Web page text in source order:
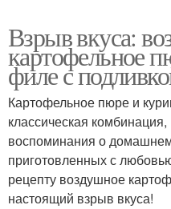
Взрыв вкуса:
картофельное
филе с
Картофельное пюре и
классическая
воспоминания о
приготовленных с
рецепту воздушное
настоящий взрыв вкуса!